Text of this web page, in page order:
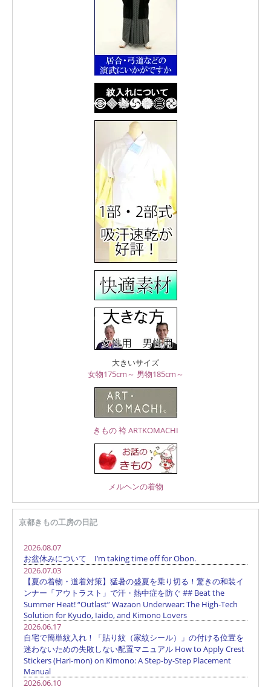
大きいサイズ
女物175cm～ 男物185cm～
きもの 袴 ARTKOMACHI
メルヘンの着物
京都きもの工房の日記